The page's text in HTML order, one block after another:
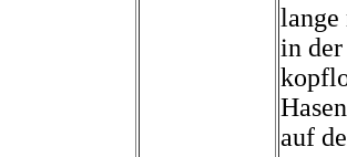
lange
in
auf